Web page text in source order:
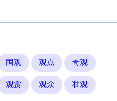
围观 观点 奇观
观赏 观众 壮观